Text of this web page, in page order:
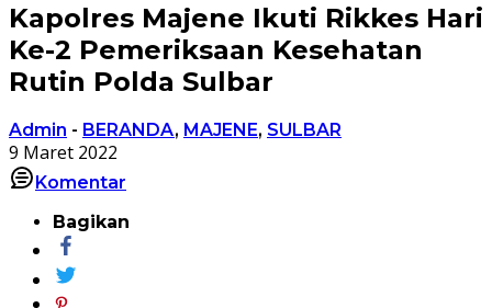
Kapolres Majene Ikuti Rikkes Hari
Ke-2 Pemeriksaan Kesehatan
Rutin Polda Sulbar
Admin - BERANDA, MAJENE, SULBAR
9 Maret 2022
Komentar
Bagikan